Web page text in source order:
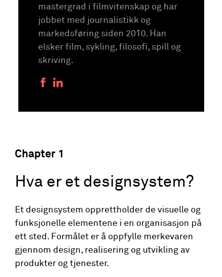
mastergrad i filmvitenskap og har
jobbet med journalistikk og
markedsføring siden 2010. Han
elsker film, sykling, filosofi, spill og
skriving.
Chapter 1
Hva er et designsystem?
Et designsystem opprettholder de visuelle og
funksjonelle elementene i en organisasjon på
ett sted. Formålet er å oppfylle merkevaren
gjennom design, realisering og utvikling av
produkter og tjenester.